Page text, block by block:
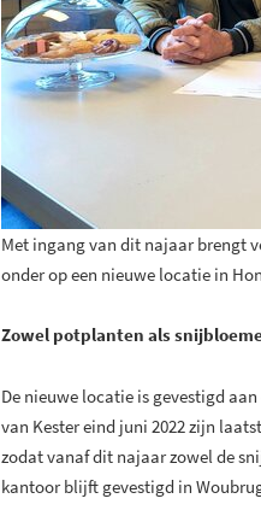
Met ingang van dit najaar brengt
onder op een nieuwe locatie in
Zowel potplanten als
De nieuwe locatie is gevestigd
van Kester eind juni 2022 zijn
zodat vanaf dit najaar zowel de
kantoor blijft gevestigd in